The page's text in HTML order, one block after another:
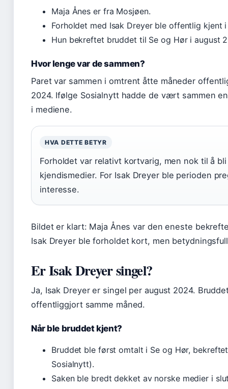
Maja Ånes er fra Mosjøen.
Forholdet med Isak Dreyer ble offentlig kjent
Hun bekreftet bruddet til Se og Hør i august
Hvor lenge var de sammen?
Paret var sammen i omtrent åtte måneder
2024. Ifølge Sosialnytt hadde de vært sammen
i mediene.
HVA DETTE BETYR
Forholdet var relativt kortvarig, men nok til å
kjendismedier. For Isak Dreyer ble perioden
interesse.
Bildet er klart: Maja Ånes var den eneste
Isak Dreyer ble forholdet kort, men
Er Isak Dreyer singel?
Ja, Isak Dreyer er singel per august 2024.
offentliggjort samme måned.
Når ble bruddet kjent?
Bruddet ble først omtalt i Se og Hør,
Sosialnytt).
Saken ble bredt dekket av norske medier i